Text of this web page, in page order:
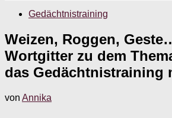
Gedächtnistraining
Weizen, Roggen,
Wortgitter zu dem
das Gedächtnistraining
von Annika